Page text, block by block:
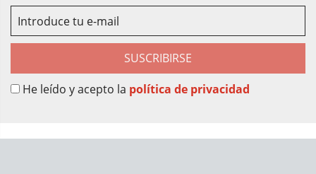
SUSCRIBIRSE
He leído y acepto la política de privacidad